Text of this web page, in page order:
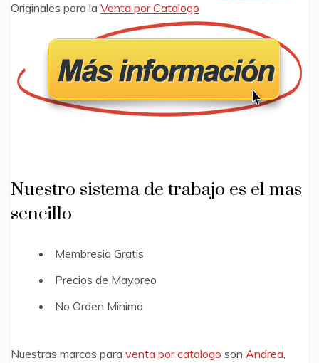
Originales para la Venta por Catalogo
Nuestro sistema de trabajo es el mas
sencillo
Membresia Gratis
Precios de Mayoreo
No Orden Minima
Nuestras marcas para venta por catalogo son Andrea,